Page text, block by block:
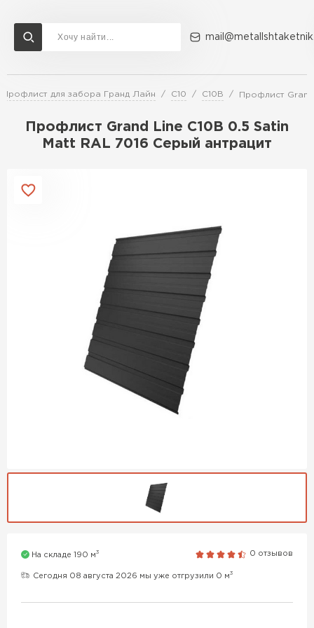
Профлист для забора Гранд Лайн С10 С10В Профлист
Профлист Grand Line C10В 0.5 Satin
Matt RAL 7016 Серый антрацит
На складе 190 м3 0 отзывов
Сегодня 08 августа 2026 мы уже отгрузили 0 м3
Доставка и оплата Акции О компании Контакты
Перейти в каталог